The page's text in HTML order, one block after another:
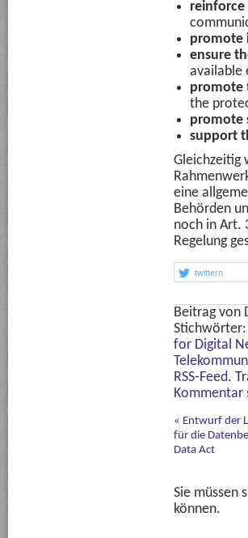
reinforce
promote
ensure
available
promote
the
promote
support
Gleichzeitig
eine
Behörden
noch in Art.
Regelung
twittern
Beitrag von
Stichwörter:
for Digital
RSS-Feed.
Kommentar
« Entwurf der
für die
Data Act
Sie müssen
können.